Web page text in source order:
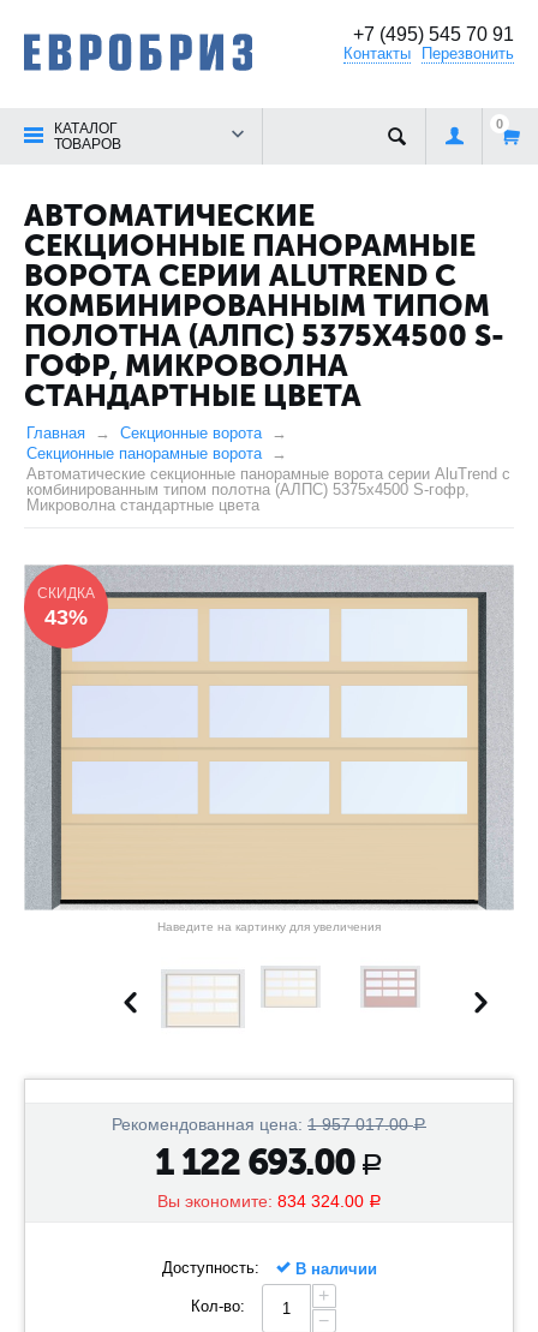
+7 (495) 545 70 91
Контакты Перезвонить
КАТАЛОГ
ТОВАРОВ
0
АВТОМАТИЧЕСКИЕ
СЕКЦИОННЫЕ ПАНОРАМНЫЕ
ВОРОТА СЕРИИ ALUTREND С
КОМБИНИРОВАННЫМ ТИПОМ
ПОЛОТНА (АЛПС) 5375Х4500 S-
ГОФР, МИКРОВОЛНА
СТАНДАРТНЫЕ ЦВЕТА
Главная
Секционные ворота
Секционные панорамные ворота
Автоматические секционные панорамные ворота серии AluTrend с
комбинированным типом полотна (АЛПС) 5375х4500 S-гофр,
Микроволна стандартные цвета
СКИДКА
43%
Наведите на картинку для увеличения
Рекомендованная цена: 1 957 017.00 Р
1 122 693.00 Р
Вы экономите: 834 324.00 Р
Доступность: В наличии
Кол-во:
+
−